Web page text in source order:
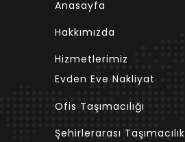
Anasayfa
Hakkımızda
Hizmetlerimiz
Evden Eve Nakliyat
Ofis Taşımacılığı
Şehirlerarası Taşımacılık